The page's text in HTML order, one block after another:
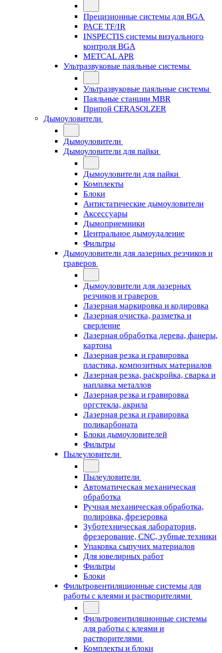
Прецизионные системы для BGA
PACE TF/IR
INSPECTIS системы визуального
контроля BGA
METCAL APR
Ультразвуковые паяльные системы
Ультразвуковые паяльные системы
Паяльные станции MBR
Припой CERASOLZER
Дымоуловители
Дымоуловители
Дымоуловители для пайки
Дымоуловители для пайки
Комплекты
Блоки
Антистатические дымоуловители
Аксессуары
Дымоприемники
Центральное дымоудаление
Фильтры
Дымоуловители для лазерных резчиков и
граверов
Дымоуловители для лазерных
резчиков и граверов
Лазерная маркировка и кодировка
Лазерная очистка, разметка и
сверление
Лазерная обработка дерева, фанеры,
картона
Лазерная резка и гравировка
пластика, композитных материалов
Лазерная резка, раскройка, сварка и
наплавка металлов
Лазерная резка и гравировка
оргстекла, акрила
Лазерная резка и гравировка
поликарбоната
Блоки дымоуловителей
Фильтры
Пылеуловители
Пылеуловители
Автоматическая механическая
обработка
Ручная механическая обработка,
полировка, фрезеровка
Зуботехническая лаборатория,
фрезерование, CNC, зубные техники
Упаковка сыпучих материалов
Для ювелирных работ
Фильтры
Блоки
Фильтровентиляционные системы для
работы с клеями и растворителями
Фильтровентиляционные системы
для работы с клеями и
растворителями
Комплекты и блоки